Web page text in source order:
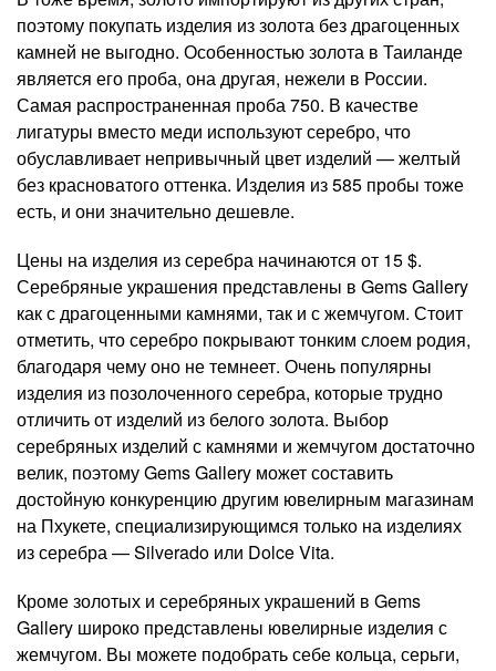
поэтому покупать изделия из золота без драгоценных
камней не выгодно. Особенностью золота в Таиланде
является его проба, она другая, нежели в России.
Самая распространенная проба 750. В качестве
лигатуры вместо меди используют серебро, что
обуславливает непривычный цвет изделий — желтый
без красноватого оттенка. Изделия из 585 пробы тоже
есть, и они значительно дешевле.
Цены на изделия из серебра начинаются от 15 $.
Серебряные украшения представлены в Gems Gallery
как с драгоценными камнями, так и с жемчугом. Стоит
отметить, что серебро покрывают тонким слоем родия,
благодаря чему оно не темнеет. Очень популярны
изделия из позолоченного серебра, которые трудно
отличить от изделий из белого золота. Выбор
серебряных изделий с камнями и жемчугом достаточно
велик, поэтому Gems Gallery может составить
достойную конкуренцию другим ювелирным магазинам
на Пхукете, специализирующимся только на изделиях
из серебра — Silverado или Dolce Vita.
Кроме золотых и серебряных украшений в Gems
Gallery широко представлены ювелирные изделия с
жемчугом. Вы можете подобрать себе кольца, серьги,